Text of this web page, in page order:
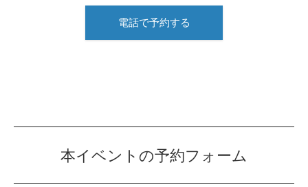
電話で予約する
本イベントの予約フォーム